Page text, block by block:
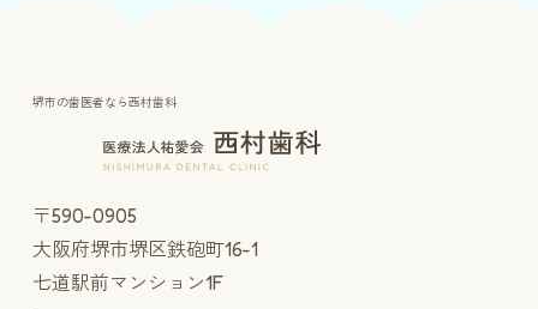
堺市の歯医者なら西村歯科
〒590-0905
大阪府堺市堺区鉄砲町16-1
七道駅前マンション1F